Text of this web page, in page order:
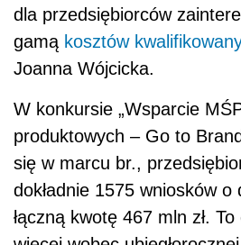
dla przedsiębiorców
gamą kosztów
Joanna Wójcicka.
W konkursie „Wsparcie
produktowych – Go to
się w marcu br.,
dokładnie 1575 wniosków
łączną kwotę 467 mln zł.